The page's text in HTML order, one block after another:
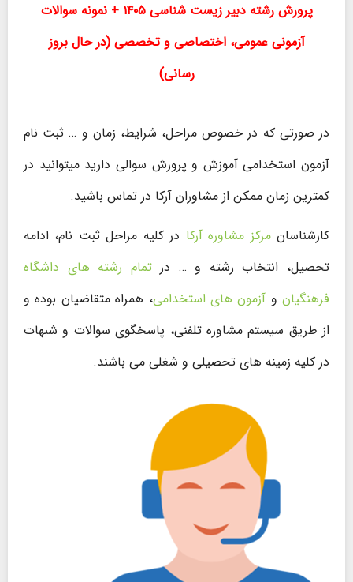
پرورش رشته دبیر زیست شناسی ۱۴۰۵ + نمونه سوالات
آزمونی عمومی، اختصاصی و تخصصی (در حال بروز
رسانی)
در صورتی که در خصوص مراحل، شرایط، زمان و … ثبت نام
آزمون استخدامی آموزش و پرورش سوالی دارید میتوانید در
کمترین زمان ممکن از مشاوران آرکا در تماس باشید.
کارشناسانمرکز مشاوره آرکا در کلیه مراحل ثبت نام، ادامه
تحصیل، انتخاب رشته و … درتمام رشته های داشگاه
فرهنگیان و آزمون های استخدامی، همراه متقاضیان بوده و
از طریق سیستم مشاوره تلفنی، پاسخگوی سوالات و شبهات
در کلیه زمینه های تحصیلی و شغلی می باشند.